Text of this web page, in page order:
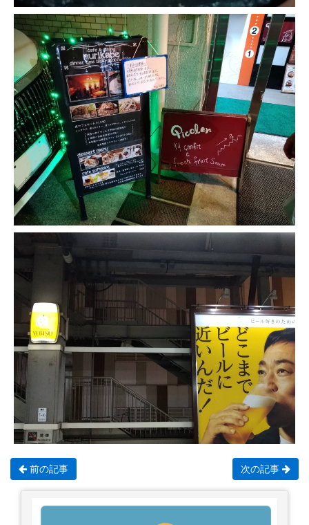
前の記事 次の記事